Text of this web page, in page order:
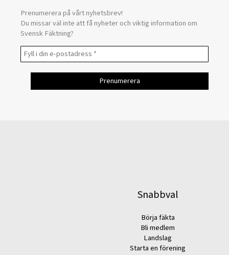
Prenumerera på vårt nyhetsbrev!
Du missar väl inte att få nyheter och viktig information om
Svensk Fäktning?
Snabbval
Börja fäkta
Bli medlem
Landslag
Starta en förening